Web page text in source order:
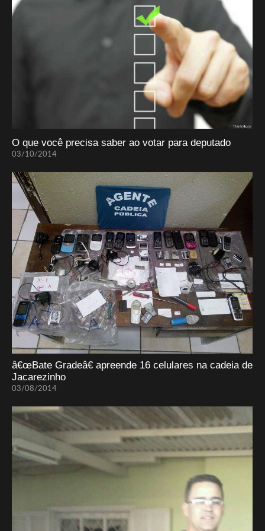
O que você precisa saber ao votar para deputado
03/10/2014
â€œBate Gradeâ€ apreende 16 celulares na cadeia de
Jacarezinho
03/08/2014